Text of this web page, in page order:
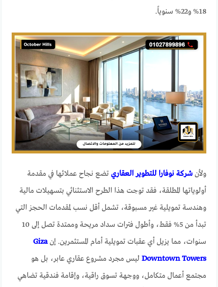
18% و22% سنوياً.
ولأنشركة نوفارا للتطوير العقاري تضع نجاح عملائها في مقدمة
أولوياتها المطلقة، فقد توجت هذا الطرح الاستثنائي بتسهيلات مالية
وهندسة تمويلية غير مسبوقة، تشمل أقل نسب لمقدمات الحجز التي
تبدأ من 5% فقط، وأطول فترات سداد مريحة وممتدة تصل إلى 10
سنوات، مما يزيل أي عقبات تمويلية أمام المستثمرين. إنGiza
Downtown Towers ليس مجرد مشروع عقاري عابر، بل هو
مجتمع أعمال متكامل، ووجهة تسوق راقية، وإقامة فندقية تضاهي